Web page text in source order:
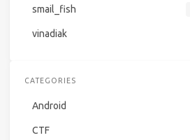
smail_fish
vinadiak
CATEGORIES
Android
CTF